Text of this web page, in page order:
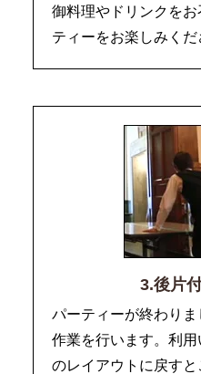
御料理やドリンクを
ティーをお楽しみくだ
3.後片
パーティーが終わり
作業を行います。利
のレイアウトに戻す